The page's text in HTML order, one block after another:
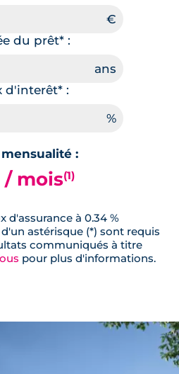
du prêt* :
d'interêt* :
:
/ mois(1)
d'assurance à 0.34 %
astérisque (*) sont requis
communiqués à titre
pour plus d'informations.